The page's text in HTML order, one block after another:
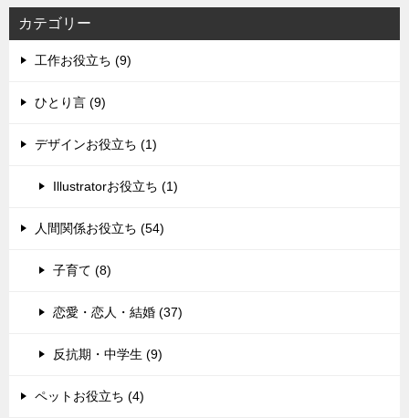
カテゴリー
工作お役立ち (9)
ひとり言 (9)
デザインお役立ち (1)
Illustratorお役立ち (1)
人間関係お役立ち (54)
子育て (8)
恋愛・恋人・結婚 (37)
反抗期・中学生 (9)
ペットお役立ち (4)